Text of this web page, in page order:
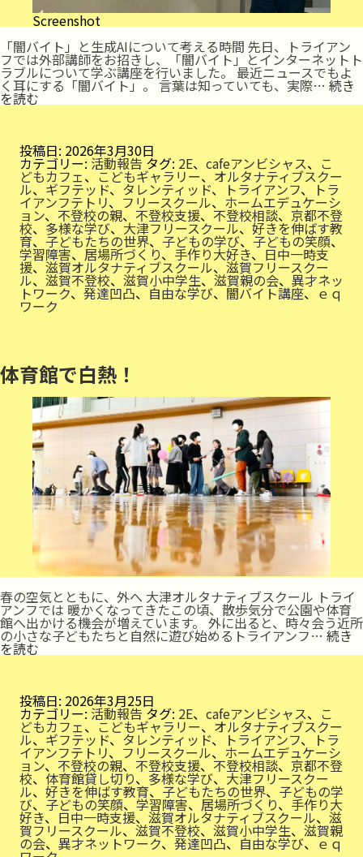
Screenshot
「闇バイト」と生成AIについて考える時間 先日、トライアン
フでは外部講師をお招きし、「闇バイト」とインターネットト
ラブルについて学ぶ講座を行いました。 最近ニュースでもよ
く耳にする「闇バイト」。 言葉は知っていても、実際… 続き
を読む ネ
ッ
会
を
生
き
る
力
投稿日: 2026年3月30日
カテゴリー: 活動報告 タグ: 2E、 cafeアンビシャス、 こ
どもカフェ、こどもギャラリー、 オルタナティブスクー
ル、 ギフテッド、タレンティッド、 トライアンフ、 トラ
イアンフテトリ、 フリースクール、 ホームエデュケーシ
ョン、 不登校の親、 不登校支援、 不登校相談、 京都不登
校、 多様な学び、大津フリースクール、好きを伸ばす教
育、 子どもたちの世界、 子どもの学び、子どもの笑顔、
学習障害、 居場所づくり、 手作り大好き、 日中一時支
援、滋賀オルタナティブスクール、滋賀フリースクー
ル、 滋賀不登校、 滋賀小中学生、 滋賀親の会、 異才ネッ
トワーク、 発達凹凸、自由な学び、闇バイト講座、 ｅｑ
ワーク
体育館で白熱！
春の空気とともに、外へ 大津オルタナティブスクール トライ
アンフでは 暖かくなってきたこの頃、散歩気分で公園や体育
館へ出かける機会が増えています。 外に出ると、時々会う近所
の小さな子どもたちと自然に遊び始めるトライアンフ…続き
を読む 体
育
白
熱！
投稿日: 2026年3月25日
カテゴリー: 活動報告 タグ: 2E、 cafeアンビシャス、 こ
どもカフェ、こどもギャラリー、 オルタナティブスクー
ル、 ギフテッド、タレンティッド、 トライアンフ、 トラ
イアンフテトリ、 フリースクール、 ホームエデュケーシ
ョン、 不登校の親、 不登校支援、 不登校相談、 京都不登
校、 体育館貸し切り、 多様な学び、 大津フリースクー
ル、 好きを伸ばす教育、 子どもたちの世界、 子どもの学
び、 子どもの笑顔、学習障害、 居場所づくり、 手作り大
好き、 日中一時支援、 滋賀オルタナティブスクール、 滋
賀フリースクール、滋賀不登校、 滋賀小中学生、 滋賀親
の会、 異才ネットワーク、 発達凹凸、自由な学び、ｅｑ